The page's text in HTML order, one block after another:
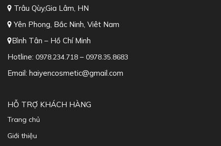
Trâu Qùy,Gia Lâm, HN
Yên Phong, Bắc Ninh, Viêt Nam
Bình Tân – Hồ Chí Minh
Hotline: 0978.234.718 – 0978.35.8683
Email: haiyencosmetic@gmail.com
HỖ TRỢ KHÁCH HÀNG
Trang chủ
Giới thiệu